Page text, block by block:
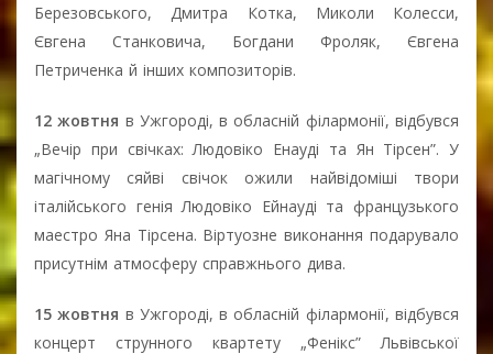
Березовського, Дмитра Котка, Миколи Колесси,
Євгена Станковича, Богдани Фроляк, Євгена
Петриченка й інших композиторів.
12 жовтня в Ужгороді, в обласній філармонії, відбувся
„Вечір при свічках: Людовіко Енауді та Ян Тірсен”. У
магічному сяйві свічок ожили найвідоміші твори
італійського генія Людовіко Ейнауді та французького
маестро Яна Тірсена. Віртуозне виконання подарувало
присутнім атмосферу справжнього дива.
15 жовтня в Ужгороді, в обласній філармонії, відбувся
концерт струнного квартету „Фенікс” Львівської